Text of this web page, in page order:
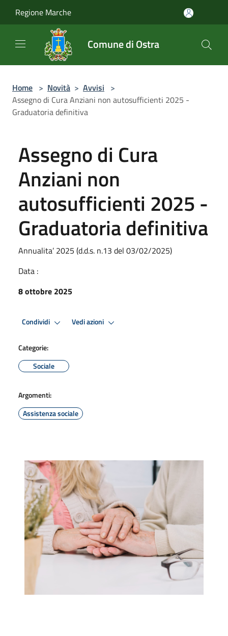
Regione Marche
Comune di Ostra
Home > Novità > Avvisi >
Assegno di Cura Anziani non autosufficienti 2025 -
Graduatoria definitiva
Assegno di Cura
Anziani non
autosufficienti 2025 -
Graduatoria definitiva
Annualita’ 2025 (d.d.s. n.13 del 03/02/2025)
Data :
8 ottobre 2025
Condividi Vedi azioni
Categorie:
Sociale
Argomenti:
Assistenza sociale